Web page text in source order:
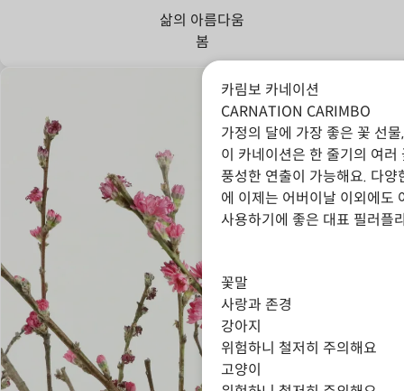
삶의 아름다움
봄
카림보 카네이션
CARNATION CARIMBO
가정의 달에 가장 좋은 꽃 선
이 카네이션은 한 줄기의 여
풍성한 연출이 가능해요. 다
에 이제는 어버이날 이외에도
사용하기에 좋은 대표 필러플
꽃말
사랑과 존경
강아지
위험하니 철저히 주의해요
고양이